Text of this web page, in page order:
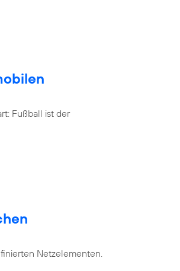
Fußball ist der
Netzelementen.